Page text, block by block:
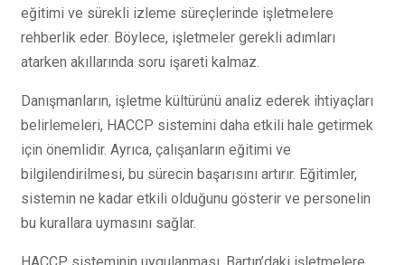
eğitimi ve sürekli izleme süreçlerinde işletmelere
rehberlik eder. Böylece, işletmeler gerekli adımları
atarken akıllarında soru işareti kalmaz.
Danışmanların, işletme kültürünü analiz ederek ihtiyaçları
belirlemeleri, HACCP sistemini daha etkili hale getirmek
için önemlidir. Ayrıca, çalışanların eğitimi ve
bilgilendirilmesi, bu sürecin başarısını artırır. Eğitimler,
sistemin ne kadar etkili olduğunu gösterir ve personelin
bu kurallara uymasını sağlar.
HACCP sisteminin uygulanması, Bartın’daki işletmelere